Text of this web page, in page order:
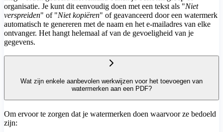
organisatie. Je kunt dit eenvoudig doen met een tekst als "Niet
verspreiden" of "Niet kopiëren" of geavanceerd door een watermerk
automatisch te genereren met de naam en het e-mailadres van elke
ontvanger. Het hangt helemaal af van de gevoeligheid van je
gegevens.
Wat zijn enkele aanbevolen werkwijzen voor het toevoegen van
watermerken aan een PDF?
Om ervoor te zorgen dat je watermerken doen waarvoor ze bedoeld
zijn: